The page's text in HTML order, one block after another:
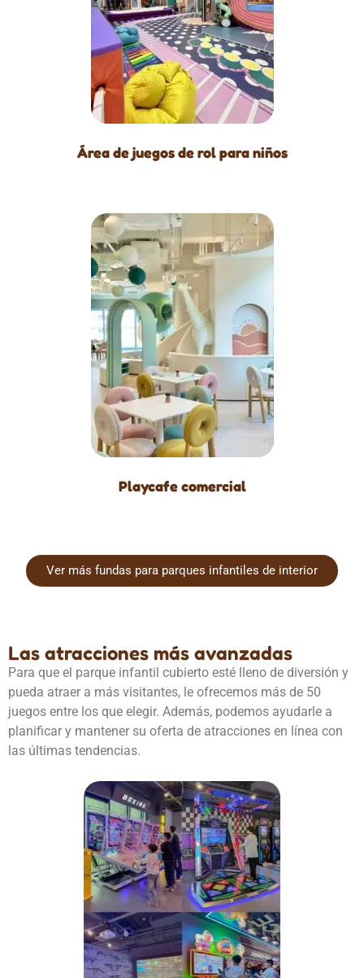
Área de juegos de rol para niños
Playcafe comercial
Ver más fundas para parques infantiles de interior
Las atracciones más avanzadas
Para que el parque infantil cubierto esté lleno de diversión y
pueda atraer a más visitantes, le ofrecemos más de 50
juegos entre los que elegir. Además, podemos ayudarle a
planificar y mantener su oferta de atracciones en línea con
las últimas tendencias.